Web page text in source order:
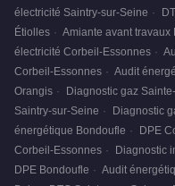
électricité Saintry-sur-Seine ·
Étiolles · Amiante avant travaux
électricité Corbeil-Essonnes ·
Corbeil-Essonnes · Audit
Orangis · Diagnostic gaz
Saintry-sur-Seine · Diagnostic
énergétique Bondoufle · DPE
Corbeil-Essonnes · Diagnostic
DPE Bondoufle · Audit